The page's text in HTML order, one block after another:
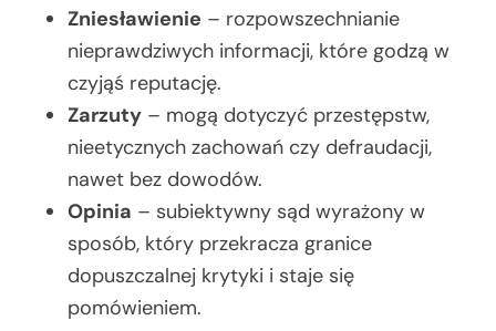
Zniesławienie – rozpowszechnianie
nieprawdziwych informacji, które godzą w
czyjąś reputację.
Zarzuty – mogą dotyczyć przestępstw,
nieetycznych zachowań czy defraudacji,
nawet bez dowodów.
Opinia – subiektywny sąd wyrażony w
sposób, który przekracza granice
dopuszczalnej krytyki i staje się
pomówieniem.